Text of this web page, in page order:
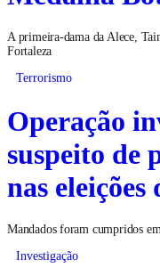
A primeira-dama da Alece,
Fortaleza
Terrorismo
Operação
suspeito de
nas eleições
Mandados foram cumpridos
Investigação